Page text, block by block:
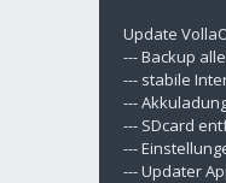
Update
--- Backup
--- stabile
---
--- SDcard
---
--- Updater